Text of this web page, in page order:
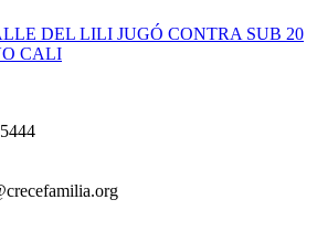
DEL LILI JUGÓ CONTRA SUB 20
CALI